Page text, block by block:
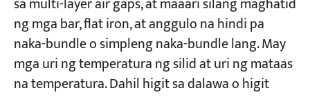
sa multi-layer air gaps, at maaari silang maghatid
ng mga bar, flat iron, at anggulo na hindi pa
naka-bundle o simpleng naka-bundle lang. May
mga uri ng temperatura ng silid at uri ng mataas
na temperatura. Dahil higit sa dalawa o higit